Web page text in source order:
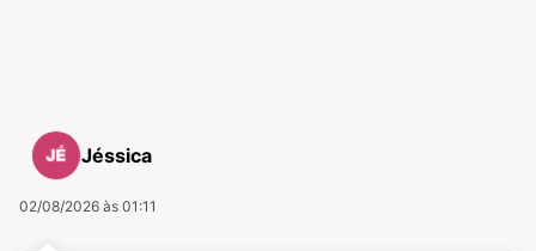
Jéssica
02/08/2026 às 01:11